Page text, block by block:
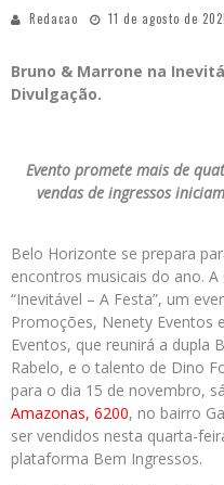
Redacao 11 de agosto de
Bruno & Marrone na
Divulgação.
Evento promete mais de
vendas de ingressos
Belo Horizonte se prepara
encontros musicais do ano.
“Inevitável – A Festa”, um
Promoções, Nenety Eventos
Eventos, que reunirá a dupla
Rabelo, e o talento de Dino
para o dia 15 de novembro,
Amazonas, 6200, no bairro
ser vendidos nesta quarta-
plataforma Bem Ingressos.